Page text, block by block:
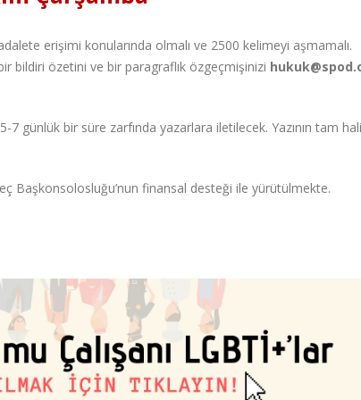
erişimi konularında olmalı ve 2500 kelimeyi aşmamalı.
bildiri özetini ve bir paragraflık özgeçmişinizi
günlük bir süre zarfında yazarlara iletilecek. Yazının tam
Başkonsolosluğu’nun finansal desteği ile yürütülmekte.